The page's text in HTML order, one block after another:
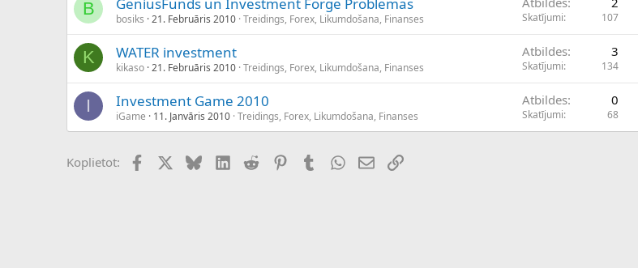
B GeniusFunds un Investment Forge Problemas
bosiks 21. Februāris 2010 Treidings, Forex, Likumdošana, Finanses Skatījumi 107
K WATER investment
kikaso 21. Februāris 2010 Treidings, Forex, Likumdošana, Finanses
Atbildes 3
Skatījumi 134
I Investment Game 2010
iGame 11. Janvāris 2010 Treidings, Forex, Likumdošana, Finanses
Atbildes 0
Skatījumi 68
Koplietot: FacebookX (Twitter)
BlueskyLinkedIn
Reddit PinterestTumblrWhatsApp
E-pastsSaiti